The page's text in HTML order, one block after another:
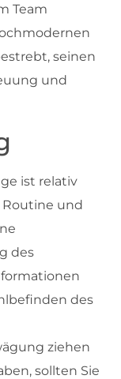
Team
seinen
und
ist relativ
und
des
des
ziehen
sollten Sie